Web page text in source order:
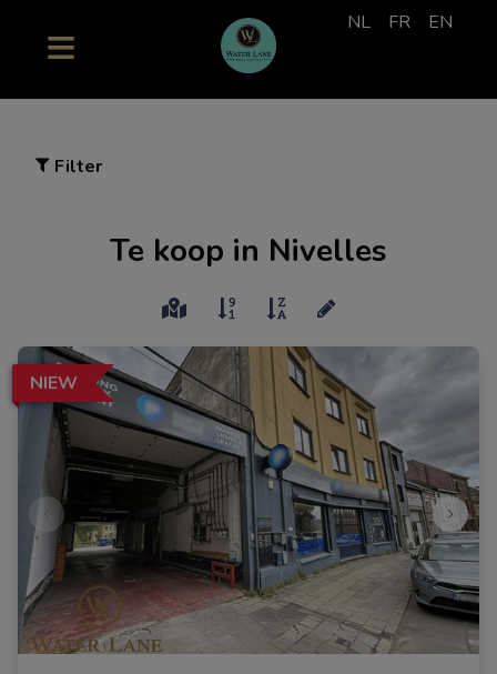
NL FR EN
Filter
Te koop in Nivelles
NIEW